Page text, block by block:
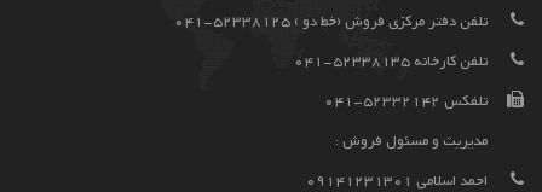
تلفن دفتر مرکزی فروش (خط دو ) 52338125-041
تلفن کارخانه 52338135-041
تلفکس 52332142-041
مدیریت و مسئول فروش :
احمد اسلامی 09141231301